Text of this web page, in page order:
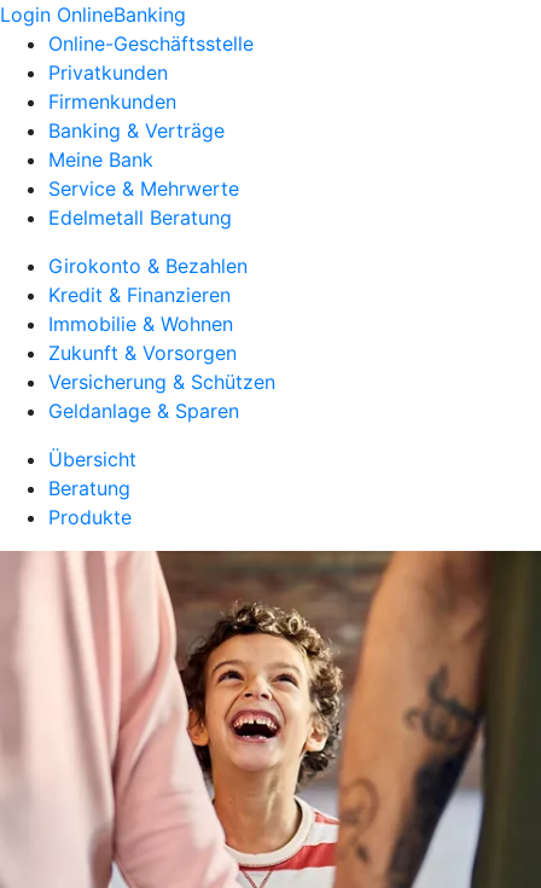
Login OnlineBanking
Online-Geschäftsstelle
Privatkunden
Firmenkunden
Banking & Verträge
Meine Bank
Service & Mehrwerte
Edelmetall Beratung
Girokonto & Bezahlen
Kredit & Finanzieren
Immobilie & Wohnen
Zukunft & Vorsorgen
Versicherung & Schützen
Geldanlage & Sparen
Übersicht
Beratung
Produkte